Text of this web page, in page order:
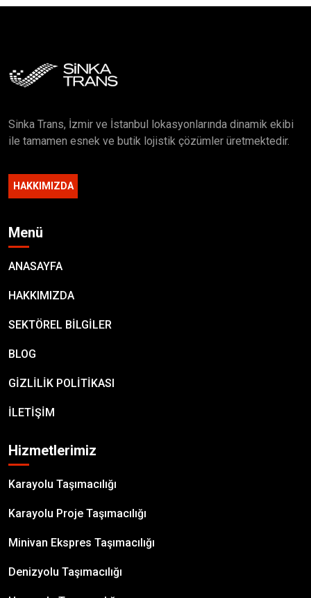
Sinka Trans, İzmir ve İstanbul lokasyonlarında dinamik ekibi
ile tamamen esnek ve butik lojistik çözümler üretmektedir.
HAKKIMIZDA
Menü
ANASAYFA
HAKKIMIZDA
SEKTÖREL BİLGİLER
BLOG
GİZLİLİK POLİTİKASI
İLETİŞİM
Hizmetlerimiz
Karayolu Taşımacılığı
Karayolu Proje Taşımacılığı
Minivan Ekspres Taşımacılığı
Denizyolu Taşımacılığı